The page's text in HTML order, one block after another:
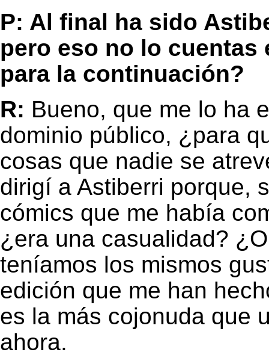
P: Al final ha sido
pero eso no lo cuentas
para la continuación?
R: Bueno, que me lo ha
dominio público, ¿para
cosas que nadie se
dirigí a Astiberri porque,
cómics que me había
¿era una casualidad?
teníamos los mismos
edición que me han
es la más cojonuda que
ahora.